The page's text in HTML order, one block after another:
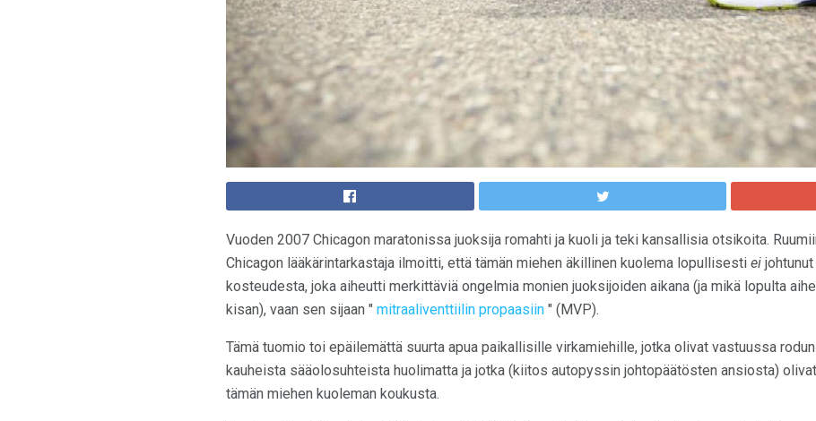
Vuoden 2007 Chicagon maratonissa juoksija romahti ja kuoli ja teki kansallisia otsikoita.
Chicagon lääkärintarkastaja ilmoitti, että tämän miehen äkillinen kuolema lopullisesti ei
kosteudesta, joka aiheutti merkittäviä ongelmia monien juoksijoiden aikana (ja mikä lopulta
kisan), vaan sen sijaan " mitraaliventtiilin propaasiin " (MVP).
Tämä tuomio toi epäilemättä suurta apua paikallisille virkamiehille, jotka olivat vastuussa
kauheista sääolosuhteista huolimatta ja jotka (kiitos autopyssin johtopäätösten ansiosta)
tämän miehen kuoleman koukusta.